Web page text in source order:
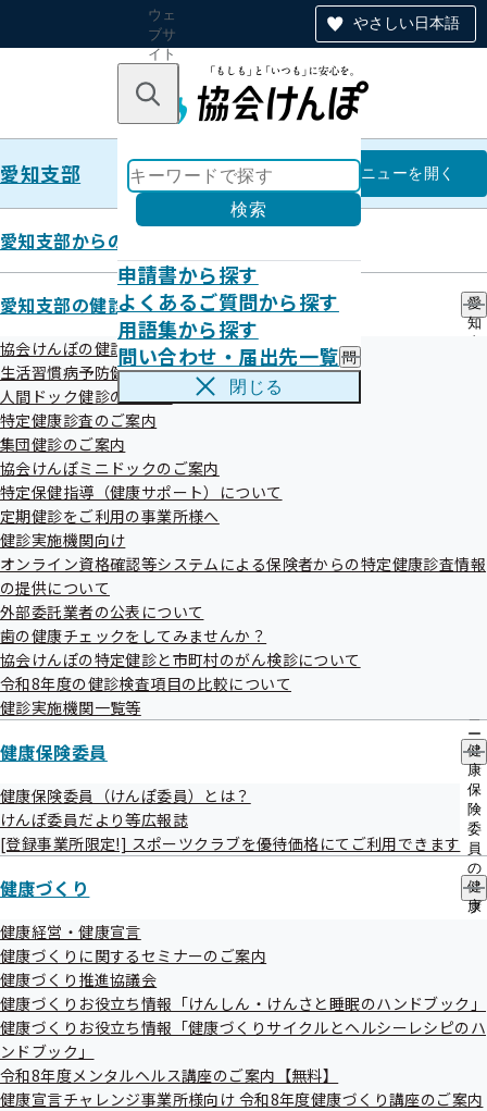
やさしい日本語
ウェ
ブサ
イト
のナ
ン
キーワードで探す
検索
申請書から探す
よくあるご質問から探す
用語集から探す
問い合わせ・届出先一覧 問
い
の
ュ
閉じる
愛知支部 愛知支部
メニューを開く
愛知支部からのお知らせ
愛知支部の健診・保健指導のご案内
愛
知
ご
案
ー
協会けんぽの健診事業について
生活習慣病予防健診のご案内
人間ドック健診のご案内
特定健康診査のご案内
集団健診のご案内
協会けんぽミニドックのご案内
特定保健指導（健康サポート）について
定期健診をご利用の事業所様へ
健診実施機関向け
オンライン資格確認等システムによる保険者からの特定健康診査情報
の提供について
外部委託業者の公表について
歯の健康チェックをしてみませんか？
協会けんぽの特定健診と市町村のがん検診について
令和8年度の健診検査項目の比較について
健診実施機関一覧等
健康保険委員
健
康
保
険
委
員
の
サ
ブ
健康保険委員（けんぽ委員）とは？
けんぽ委員だより等広報誌
[登録事業所限定!] スポーツクラブを優待価格にてご利用できます
健康づくり
健
康
サ
ブ
ー
健康経営・健康宣言
健康づくりに関するセミナーのご案内
健康づくり推進協議会
健康づくりお役立ち情報「けんしん・けんさと睡眠のハンドブック」
健康づくりお役立ち情報「健康づくりサイクルとヘルシーレシピのハ
ンドブック」
令和8年度メンタルヘルス講座のご案内【無料】
健康宣言チャレンジ事業所様向け 令和8年度健康づくり講座のご案内
特定保健指導継続的支援業務の外
部委託について
全国健康保険協会愛知支部（協会けんぽ愛知支部）では、
定保健指導における継続支援業務（協会けんぽ愛知支部所属
の保健師・管理栄養士が初回に面談した後のメール・手紙・
電話による支援）の一部を下記のとおり外部委託しておりま
す。
つきましては、特定保健指導初回面談終了後に委託先より、
文書または電話による連絡をさせていただくことがございま
すので、あらかじめご了承願います。
加入者お一人おひとりの健康のため尽力してまいりますの
で、ご理解のほどよろしくお願いいたします。なお、継続支
援業務を委託する場合は、初回面談させていただく際、対象
委託期間
令和8年4月1日～令和9年3月31日